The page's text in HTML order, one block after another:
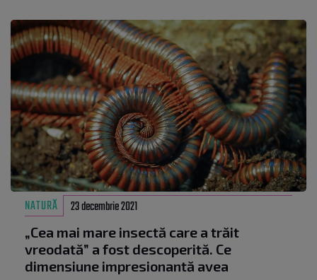
NATURĂ 23 decembrie 2021
„Cea mai mare insectă care a trăit
vreodată” a fost descoperită. Ce
dimensiune impresionantă avea